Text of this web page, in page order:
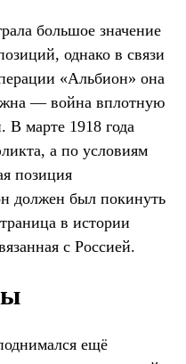
большое значение
однако в связи
«Альбион» она
— война вплотную
В марте 1918 года
а по условиям
позиция
должен был покинуть
в истории
с Россией.
ещё